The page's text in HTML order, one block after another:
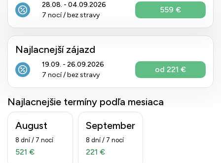
28.08. - 04.09.2026
7 nocí / bez stravy
559 €
Najlacnejší zájazd
19.09. - 26.09.2026
7 nocí / bez stravy
od 221 €
Najlacnejšie termíny podľa mesiaca
August
8 dní / 7 nocí
521 €
September
8 dní / 7 nocí
221 €